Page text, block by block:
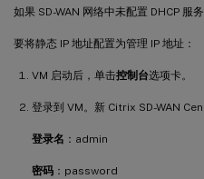
如果 SD-WAN 网络中未配置 DHCP 服
要将静态 IP 地址配置为管理 IP 地址：
VM 启动后，单击控制台选项卡。
登录到 VM。新 Citrix SD-WAN
登录名 ：admin
密码 ：password